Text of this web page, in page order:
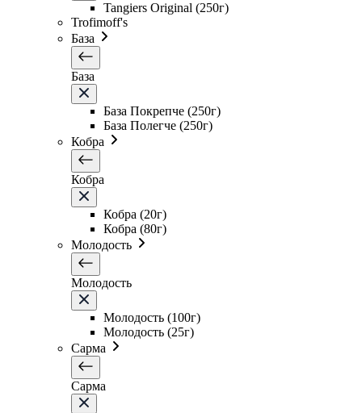
Tangiers Original (250г)
Trofimoff's
База
База
База Покрепче (250г)
База Полегче (250г)
Кобра
Кобра
Кобра (20г)
Кобра (80г)
Молодость
Молодость
Молодость (100г)
Молодость (25г)
Сарма
Сарма